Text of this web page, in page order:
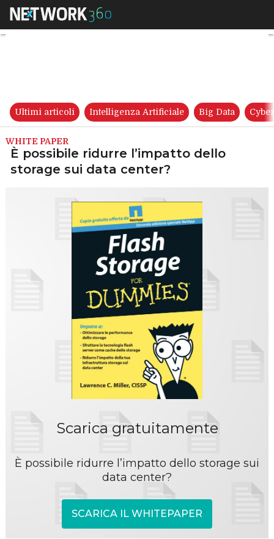
È possibile ridurre l’impatto
Ultimi articoli Intelligenza Artificiale Big Data
WHITE PAPER
È possibile ridurre l’impatto dello
storage sui data center?
Scarica gratuitamente
È possibile ridurre l’impatto dello storage sui
data center?
SCARICA IL WHITEPAPER